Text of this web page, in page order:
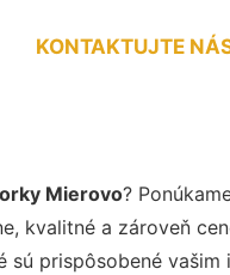
KONTAKTUJTE
Mierovo?
kvalitné a zároveň
sú prispôsobené vašim